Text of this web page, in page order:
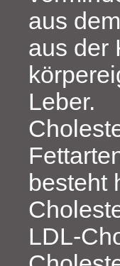
aus
aus der
Leber.
besteht
LDL-